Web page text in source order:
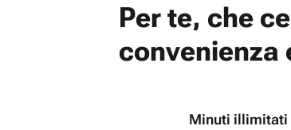
Per te, che
convenienza
Minuti illimitati